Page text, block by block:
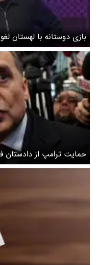
بازی دوستانه با لهستان
حمایت ترامپ از دادستان